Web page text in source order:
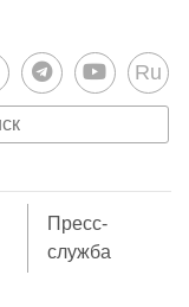
Ru
Пресс-
служба